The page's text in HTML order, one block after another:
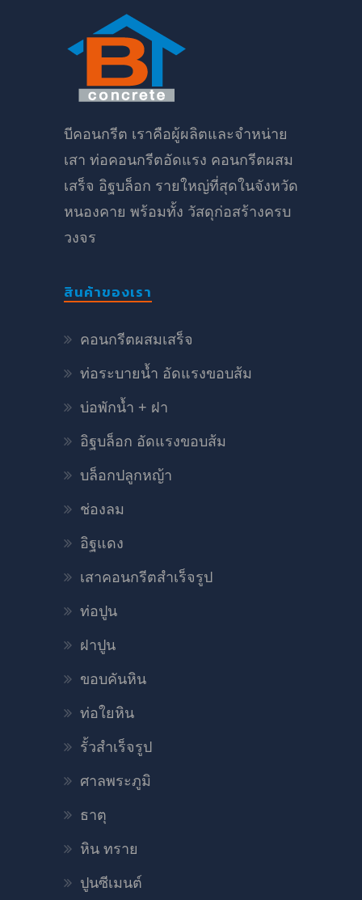
บีคอนกรีต เราคือผู้ผลิตและจำหน่าย
เสา ท่อคอนกรีตอัดแรง คอนกรีตผสม
เสร็จ อิฐบล็อก รายใหญ่ที่สุดในจังหวัด
หนองคาย พร้อมทั้ง วัสดุก่อสร้างครบ
วงจร
สินค้าของเรา
คอนกรีตผสมเสร็จ
ท่อระบายน้ำ อัดแรงขอบส้ม
บ่อพักน้ำ + ฝา
อิฐบล็อก อัดแรงขอบส้ม
บล็อกปลูกหญ้า
ช่องลม
อิฐแดง
เสาคอนกรีตสำเร็จรูป
ท่อปูน
ฝาปูน
ขอบคันหิน
ท่อใยหิน
รั้วสำเร็จรูป
ศาลพระภูมิ
ธาตุ
หิน ทราย
ปูนซีเมนต์